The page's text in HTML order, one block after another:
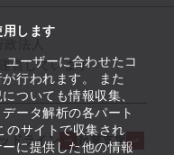
します
ーザーに合わせたコ
行われます。 また
ついても情報収集、
ータ解析の各パート
のサイトで収集され
に提供した他の情報
営しています
ドライン
起業支援